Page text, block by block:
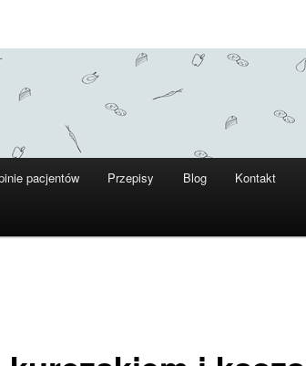
pacjentów Przepisy Blog Kontakt